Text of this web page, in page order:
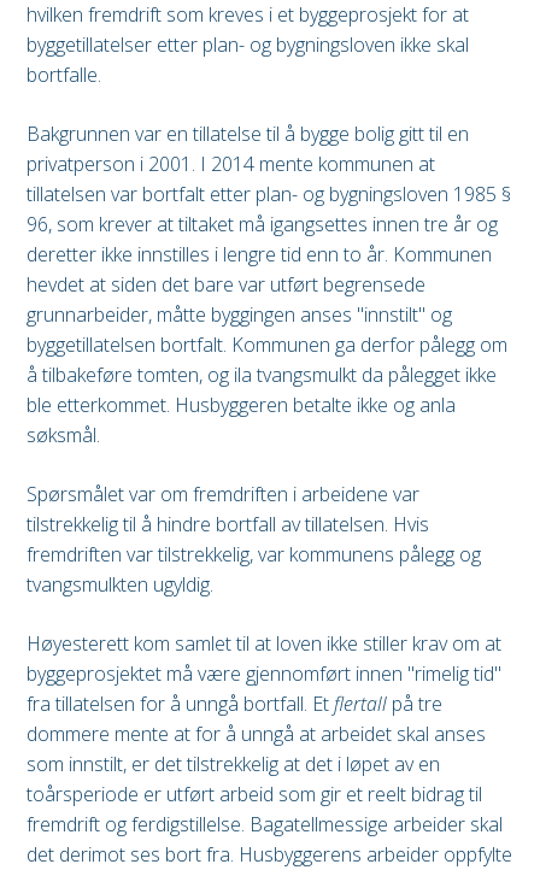
hvilken fremdrift som kreves i et byggeprosjekt for at
byggetillatelser etter plan- og bygningsloven ikke skal
bortfalle.
Bakgrunnen var en tillatelse til å bygge bolig gitt til en
privatperson i 2001. I 2014 mente kommunen at
tillatelsen var bortfalt etter plan- og bygningsloven 1985 §
96, som krever at tiltaket må igangsettes innen tre år og
deretter ikke innstilles i lengre tid enn to år. Kommunen
hevdet at siden det bare var utført begrensede
grunnarbeider, måtte byggingen anses "innstilt" og
byggetillatelsen bortfalt. Kommunen ga derfor pålegg om
å tilbakeføre tomten, og ila tvangsmulkt da pålegget ikke
ble etterkommet. Husbyggeren betalte ikke og anla
søksmål.
Spørsmålet var om fremdriften i arbeidene var
tilstrekkelig til å hindre bortfall av tillatelsen. Hvis
fremdriften var tilstrekkelig, var kommunens pålegg og
tvangsmulkten ugyldig.
Høyesterett kom samlet til at loven ikke stiller krav om at
byggeprosjektet må være gjennomført innen "rimelig tid"
fra tillatelsen for å unngå bortfall. Etflertall på tre
dommere mente at for å unngå at arbeidet skal anses
som innstilt, er det tilstrekkelig at det i løpet av en
toårsperiode er utført arbeid som gir et reelt bidrag til
fremdrift og ferdigstillelse. Bagatellmessige arbeider skal
det derimot ses bort fra. Husbyggerens arbeider oppfylte